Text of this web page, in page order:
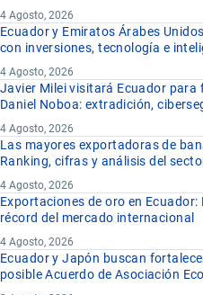
4 Agosto, 2026
Ecuador y Emiratos Árabes
con inversiones, tecnología e
4 Agosto, 2026
Javier Milei visitará Ecuador
Daniel Noboa: extradición,
4 Agosto, 2026
Las mayores exportadoras de
Ranking, cifras y análisis del
4 Agosto, 2026
Exportaciones de oro en
récord del mercado internacional
4 Agosto, 2026
Ecuador y Japón buscan
posible Acuerdo de Asociación